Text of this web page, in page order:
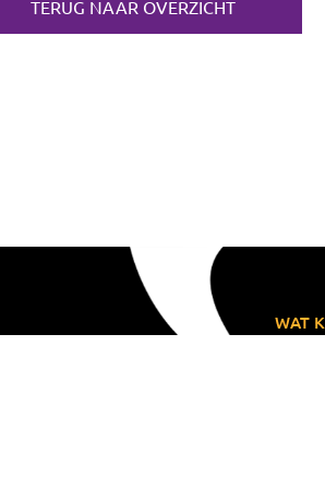
TERUG NAAR OVERZICHT
WAT